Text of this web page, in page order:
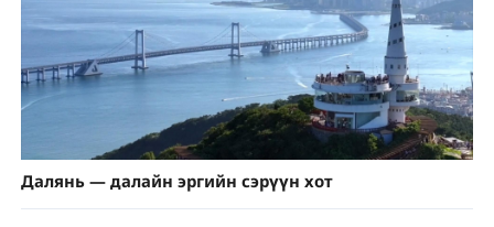
Далянь — далайн эргийн сэрүүн хот